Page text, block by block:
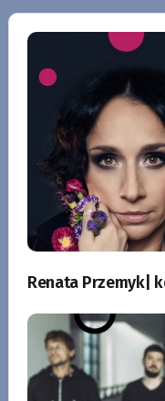
Renata Przemyk|